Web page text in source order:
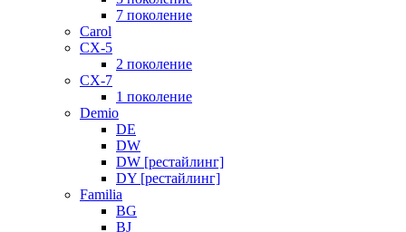
7 поколение
Carol
CX-5
2 поколение
CX-7
1 поколение
Demio
DE
DW
DW [рестайлинг]
DY [рестайлинг]
Familia
BG
BJ